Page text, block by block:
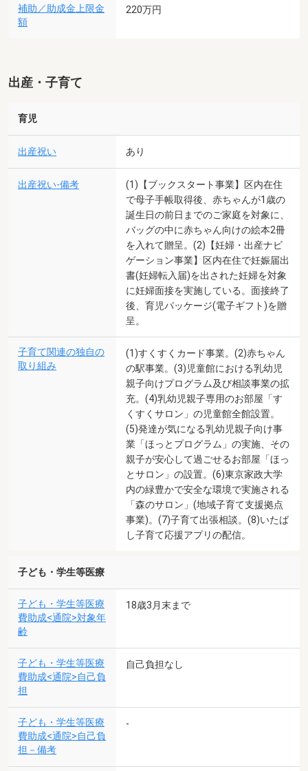
補助／助成金上限金
額
220万円
出産・子育て
育児
出産祝い あり
出産祝い-備考
(1)【ブックスタート事業】区内在住
で母子手帳取得後、赤ちゃんが1歳の
誕生日の前日までのご家庭を対象に、
バッグの中に赤ちゃん向けの絵本2冊
を入れて贈呈。(2)【妊婦・出産ナビ
ゲーション事業】区内在住で妊娠届出
書(妊婦転入届)を出された妊婦を対象
に妊婦面接を実施している。面接終了
後、育児パッケージ(電子ギフト)を贈
呈。
子育て関連の独自の
取り組み
(1)すくすくカード事業。(2)赤ちゃん
の駅事業。(3)児童館における乳幼児
親子向けプログラム及び相談事業の拡
充。(4)乳幼児親子専用のお部屋「す
くすくサロン」の児童館全館設置。
(5)発達が気になる乳幼児親子向け事
業「ほっとプログラム」の実施、その
親子が安心して過ごせるお部屋「ほっ
とサロン」の設置。(6)東京家政大学
内の緑豊かで安全な環境で実施される
「森のサロン」(地域子育て支援拠点
事業)。(7)子育て出張相談。(8)いたば
し子育て応援アプリの配信。
子ども・学生等医療
子ども・学生等医療
費助成<通院>対象年
齢
18歳3月末まで
子ども・学生等医療
費助成<通院>自己負
担
自己負担なし
子ども・学生等医療
費助成<通院>自己負
担－備考
-